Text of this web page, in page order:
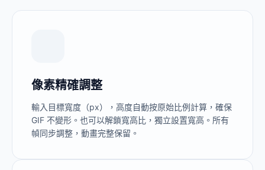
像素精確調整
輸入目標寬度（px），高度自動按原始比例計算，確保
GIF 不變形。也可以解鎖寬高比，獨立設置寬高。所有
幀同步調整，動畫完整保留。